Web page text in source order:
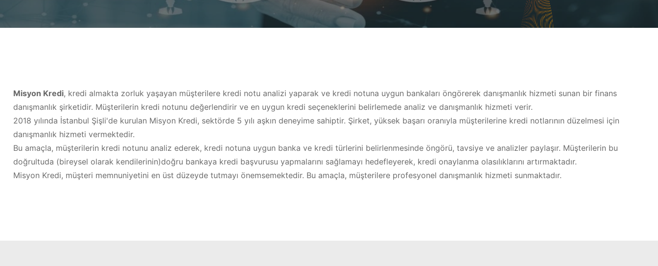
Misyon Kredi, kredi almakta zorluk yaşayan müşterilere kredi notu analizi yaparak ve kredi notuna uygun bankaları öngörerek danışmanlık hizmeti sunan bir finans
danışmanlık şirketidir. Müşterilerin kredi notunu değerlendirir ve en uygun kredi seçeneklerini belirlemede analiz ve danışmanlık hizmeti verir.
2018 yılında İstanbul Şişli'de kurulan Misyon Kredi, sektörde 5 yılı aşkın deneyime sahiptir. Şirket, yüksek başarı oranıyla müşterilerine kredi notlarının düzelmesi için
danışmanlık hizmeti vermektedir.
Bu amaçla, müşterilerin kredi notunu analiz ederek, kredi notuna uygun banka ve kredi türlerini belirlenmesinde öngörü, tavsiye ve analizler paylaşır. Müşterilerin bu
doğrultuda (bireysel olarak kendilerinin)doğru bankaya kredi başvurusu yapmalarını sağlamayı hedefleyerek, kredi onaylanma olasılıklarını artırmaktadır.
Misyon Kredi, müşteri memnuniyetini en üst düzeyde tutmayı önemsemektedir. Bu amaçla, müşterilere profesyonel danışmanlık hizmeti sunmaktadır.